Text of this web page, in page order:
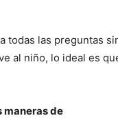
todas las preguntas
al niño, lo ideal es
de